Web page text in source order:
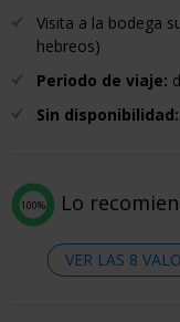
Visita a la bodega
hebreos)
Periodo de viaje:
Sin disponibilidad:
100% Lo
VER LAS 8